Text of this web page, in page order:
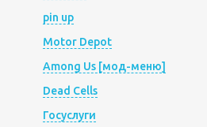
pin up
Motor Depot
Among Us [мод-меню]
Dead Cells
Госуслуги